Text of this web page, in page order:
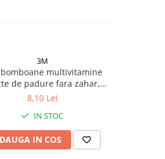
3M
multivitamine
de padure fara zahar,
60g Zephyr Labs
8,10 Lei
IN STOC
IN COS